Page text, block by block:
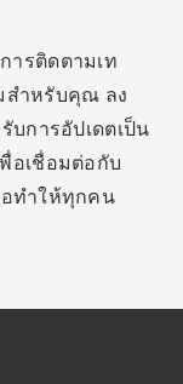
ารติดตามเท
สำหรับคุณ ลง
บการอัปเดตเป็น
อเชื่อมต่อกับ
อทำให้ทุกคน